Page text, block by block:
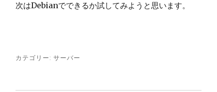
次はDebianでできるか試してみようと思います。
カテゴリー:サーバー